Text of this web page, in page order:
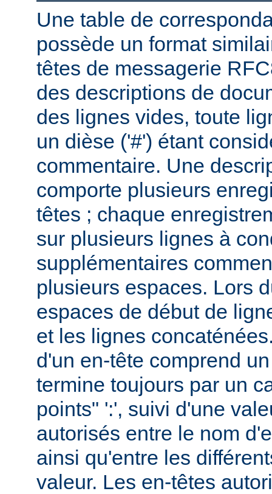
Une table de
possède un format
têtes de messagerie
des descriptions de
des lignes vides, toute
un dièse ('#') étant
commentaire. Une
comporte plusieurs
têtes ; chaque
sur plusieurs lignes à
supplémentaires
plusieurs espaces. Lors
espaces de début de
et les lignes
d'un en-tête comprend
termine toujours par un
points" ':', suivi d'une
autorisés entre le nom
ainsi qu'entre les
valeur. Les en-têtes